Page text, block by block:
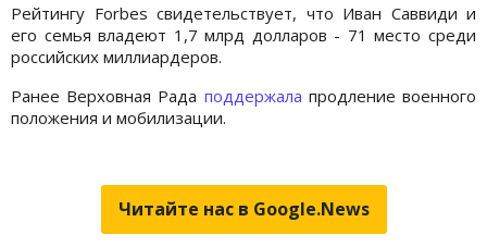
Рейтингу Forbes свидетельствует, что Иван Саввиди и
его семья владеют 1,7 млрд долларов - 71 место среди
российских миллиардеров.
Ранее Верховная Рада поддержала продление военного
положения и мобилизации.
Читайте нас в Google.News